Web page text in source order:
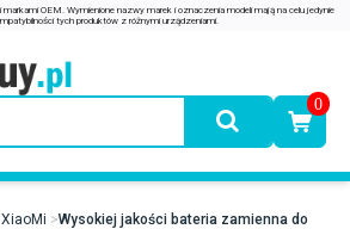
0
Wysokiej jakości bateria zamienna do